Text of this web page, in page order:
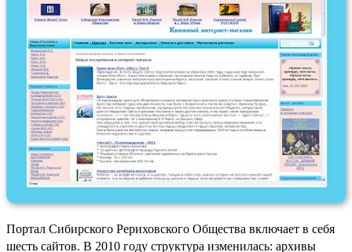
Портал Сибирского Рериховского Общества включает в себя
шесть сайтов. В 2010 году структура изменилась: архивы